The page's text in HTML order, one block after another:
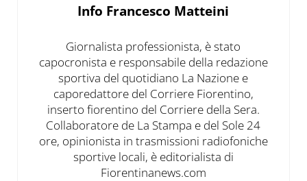
Info Francesco Matteini
Giornalista professionista, è stato
capocronista e responsabile della redazione
sportiva del quotidiano La Nazione e
caporedattore del Corriere Fiorentino,
inserto fiorentino del Corriere della Sera.
Collaboratore de La Stampa e del Sole 24
ore, opinionista in trasmissioni radiofoniche
sportive locali, è editorialista di
Fiorentinanews.com